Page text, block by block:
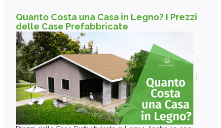
Quanto Costa una Casa in Legno? I Prezzi
delle Case Prefabbricate